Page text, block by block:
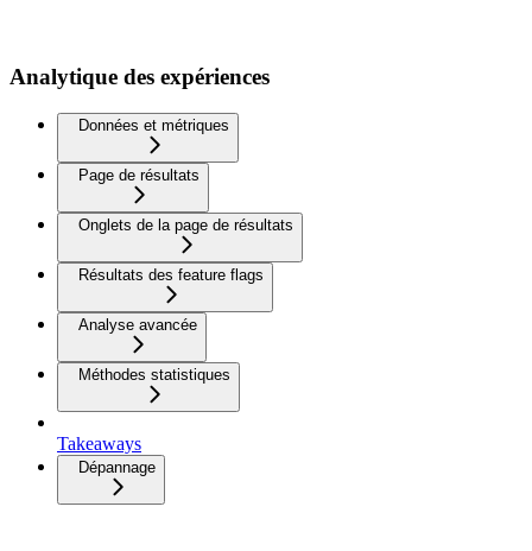
Analytique des expériences
Données et métriques
Page de résultats
Onglets de la page de résultats
Résultats des feature flags
Analyse avancée
Méthodes statistiques
Takeaways
Dépannage